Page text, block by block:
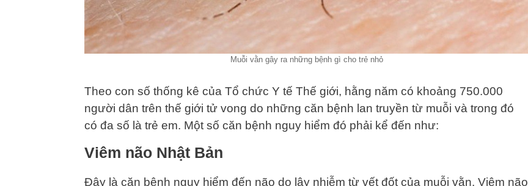
Muỗi vằn gây ra những bệnh gì cho trẻ nhỏ
Theo con số thống kê của Tổ chức Y tế Thế giới, hằng năm có khoảng 750.000
người dân trên thế giới tử vong do những căn bệnh lan truyền từ muỗi và trong đó
có đa số là trẻ em. Một số căn bệnh nguy hiểm đó phải kể đến như:
Viêm não Nhật Bản
Đây là căn bệnh nguy hiểm đến não do lây nhiễm từ vết đốt của muỗi vằn. Viêm não